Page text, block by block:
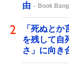
由
Book Bang
「死ぬと
を残して自
さ」に向き